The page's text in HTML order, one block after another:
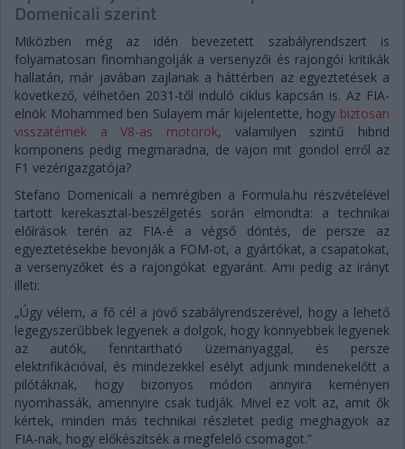
Domenicali szerint
Miközben még az idén bevezetett szabályrendszert is
folyamatosan finomhangolják a versenyzői és rajongói kritikák
hallatán, már javában zajlanak a háttérben az egyeztetések a
következő, vélhetően 2031-től induló ciklus kapcsán is. Az FIA-
elnök Mohammed ben Sulayem már kijelentette, hogy biztosan
visszatérnek a V8-as motorok, valamilyen szintű hibrid
komponens pedig megmaradna, de vajon mit gondol erről az
F1 vezérigazgatója?
Stefano Domenicali a nemrégiben a Formula.hu részvételével
tartott kerekasztal-beszélgetés során elmondta: a technikai
előírások terén az FIA-é a végső döntés, de persze az
egyeztetésekbe bevonják a FOM-ot, a gyártókat, a csapatokat,
a versenyzőket és a rajongókat egyaránt. Ami pedig az irányt
illeti:
„Úgy vélem, a fő cél a jövő szabályrendszerével, hogy a lehető
legegyszerűbbek legyenek a dolgok, hogy könnyebbek legyenek
az autók, fenntartható üzemanyaggal, és persze
elektrifikációval, és mindezekkel esélyt adjunk mindenekelőtt a
pilótáknak, hogy bizonyos módon annyira keményen
nyomhassák, amennyire csak tudják. Mivel ez volt az, amit ők
kértek, minden más technikai részletet pedig meghagyok az
FIA-nak, hogy előkészítsék a megfelelő csomagot.”